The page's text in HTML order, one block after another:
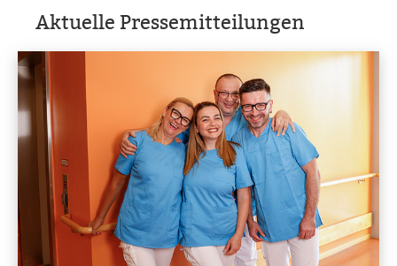
Aktuelle Pressemitteilungen